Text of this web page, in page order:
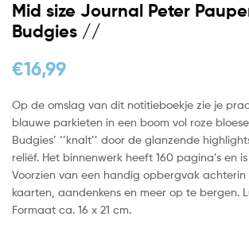
Mid size Journal Peter
Budgies //
€16,99
Op de omslag van dit notitieboekje zie je
blauwe parkieten in een boom vol roze
Budgies’ ‘’knalt’’ door de glanzende
reliëf. Het binnenwerk heeft 160 pagina’s en
Voorzien van een handig opbergvak achterin
kaarten, aandenkens en meer op te bergen.
Formaat ca. 16 x 21 cm.